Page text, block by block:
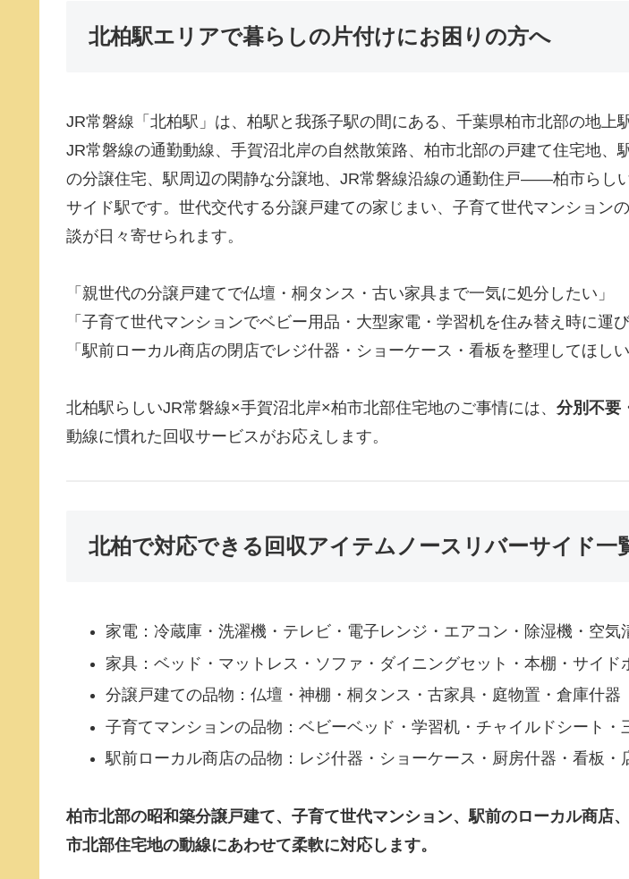
北柏駅エリアで暮らしの片付けにお困りの方へ
JR常磐線「北柏駅」は、柏駅と我孫子駅の間にある、千葉県柏市北部の地上駅
JR常磐線の通勤動線、手賀沼北岸の自然散策路、柏市北部の戸建て住宅地
の分譲住宅、駅周辺の閑静な分譲地、JR常磐線沿線の通勤住戸――柏市らし
サイド駅です。世代交代する分譲戸建ての家じまい、子育て世代マンション
談が日々寄せられます。
「親世代の分譲戸建てで仏壇・桐タンス・古い家具まで一気に処分したい」
「子育て世代マンションでベビー用品・大型家電・学習机を住み替え時に運
「駅前ローカル商店の閉店でレジ什器・ショーケース・看板を整理してほしい
北柏駅らしいJR常磐線×手賀沼北岸×柏市北部住宅地のご事情には、 分別不要
動線に慣れた回収サービスがお応えします。
北柏で対応できる回収アイテムノースリバーサイド一
家電：冷蔵庫・洗濯機・テレビ・電子レンジ・エアコン・除湿機・空気
家具：ベッド・マットレス・ソファ・ダイニングセット・本棚・サイド
分譲戸建ての品物：仏壇・神棚・桐タンス・古家具・庭物置・倉庫什器
子育てマンションの品物：ベビーベッド・学習机・チャイルドシート・
駅前ローカル商店の品物：レジ什器・ショーケース・厨房什器・看板・
柏市北部の昭和築分譲戸建て、子育て世代マンション、駅前のローカル商
市北部住宅地の動線にあわせて柔軟に対応します。